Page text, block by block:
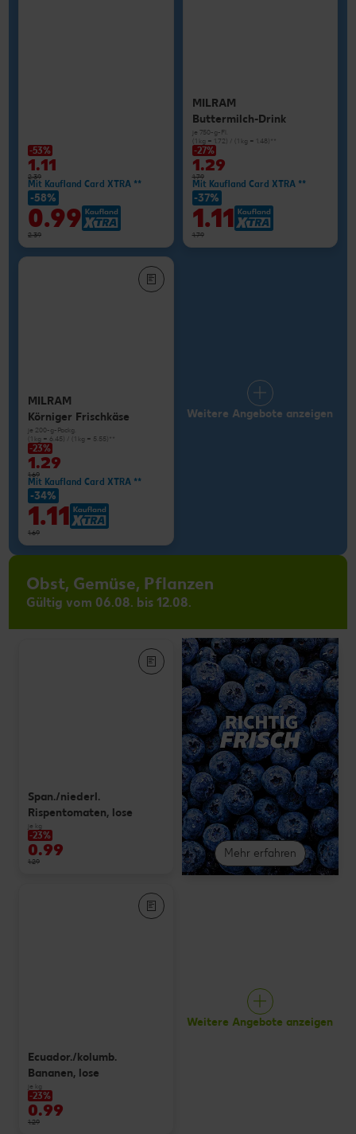
-53%
1.11
2.39
Mit Kaufland Card XTRA **
-58%
0.99
2.39
MILRAM
Buttermilch-Drink
je 750-g-Fl.
(1 kg = 1.72) / (1 kg = 1.48)**
-27%
1.29
1.79
Mit Kaufland Card XTRA **
-37%
1.11
1.79
MILRAM
Körniger Frischkäse
je 200-g-Packg.
(1 kg = 6.45) / (1 kg = 5.55)**
-23%
1.29
1.69
Mit Kaufland Card XTRA **
-34%
1.11
1.69
Weitere Angebote anzeigen
Obst, Gemüse, Pflanzen
Gültig vom 06.08. bis 12.08.
Mehr erfahren
Span./niederl.
Rispentomaten, lose
je kg
-23%
0.99
1.29
Ecuador./kolumb.
Bananen, lose
je kg
-23%
0.99
1.29
Weitere Angebote anzeigen